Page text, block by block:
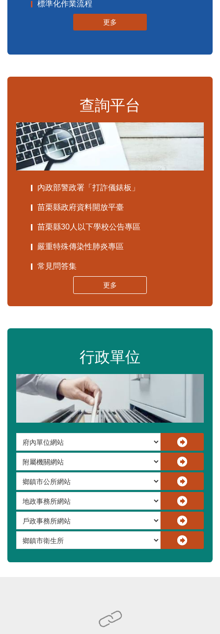
標準化作業流程
更多
查詢平台
內政部警政署「打詐儀錶板」
苗栗縣政府資料開放平臺
苗栗縣30人以下學校公告專區
嚴重特殊傳染性肺炎專區
常見問答集
更多
行政單位